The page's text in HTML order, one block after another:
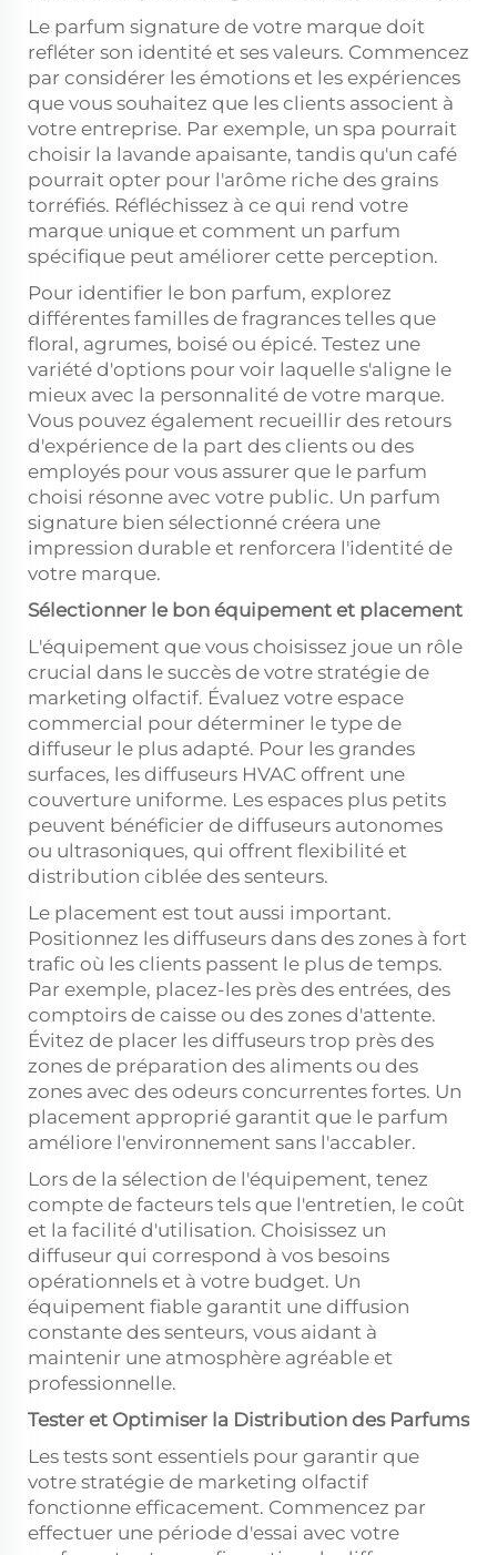
Le parfum signature de votre marque doit
refléter son identité et ses valeurs. Commencez
par considérer les émotions et les expériences
que vous souhaitez que les clients associent à
votre entreprise. Par exemple, un spa pourrait
choisir la lavande apaisante, tandis qu'un café
pourrait opter pour l'arôme riche des grains
torréfiés. Réfléchissez à ce qui rend votre
marque unique et comment un parfum
spécifique peut améliorer cette perception.
Pour identifier le bon parfum, explorez
différentes familles de fragrances telles que
floral, agrumes, boisé ou épicé. Testez une
variété d'options pour voir laquelle s'aligne le
mieux avec la personnalité de votre marque.
Vous pouvez également recueillir des retours
d'expérience de la part des clients ou des
employés pour vous assurer que le parfum
choisi résonne avec votre public. Un parfum
signature bien sélectionné créera une
impression durable et renforcera l'identité de
votre marque.
Sélectionner le bon équipement et placement
L'équipement que vous choisissez joue un rôle
crucial dans le succès de votre stratégie de
marketing olfactif. Évaluez votre espace
commercial pour déterminer le type de
diffuseur le plus adapté. Pour les grandes
surfaces, les diffuseurs HVAC offrent une
couverture uniforme. Les espaces plus petits
peuvent bénéficier de diffuseurs autonomes
ou ultrasoniques, qui offrent flexibilité et
distribution ciblée des senteurs.
Le placement est tout aussi important.
Positionnez les diffuseurs dans des zones à fort
trafic où les clients passent le plus de temps.
Par exemple, placez-les près des entrées, des
comptoirs de caisse ou des zones d'attente.
Évitez de placer les diffuseurs trop près des
zones de préparation des aliments ou des
zones avec des odeurs concurrentes fortes. Un
placement approprié garantit que le parfum
améliore l'environnement sans l'accabler.
Lors de la sélection de l'équipement, tenez
compte de facteurs tels que l'entretien, le coût
et la facilité d'utilisation. Choisissez un
diffuseur qui correspond à vos besoins
opérationnels et à votre budget. Un
équipement fiable garantit une diffusion
constante des senteurs, vous aidant à
maintenir une atmosphère agréable et
professionnelle.
Tester et Optimiser la Distribution des Parfums
Les tests sont essentiels pour garantir que
votre stratégie de marketing olfactif
fonctionne efficacement. Commencez par
effectuer une période d'essai avec votre